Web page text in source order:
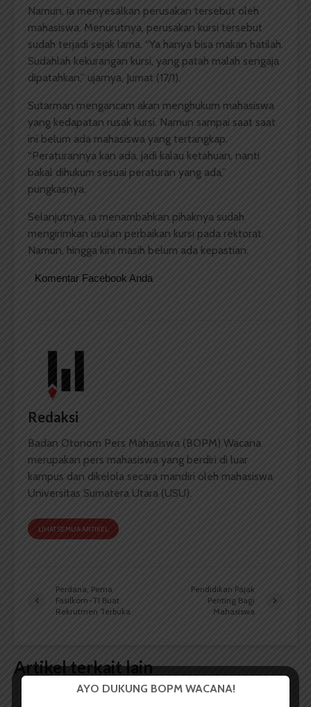
Namun, ia menyesalkan perusakan tersebut oleh
mahasiswa. Menurutnya, perusakan kursi tersebut
sudah terjadi sejak lama. “Ya hanya bisa makan hatilah.
Sudahlah kekurangan kursi, yang patah malah sengaja
dipatahkan,” ujarnya, Jumat (17/1).
Sutarman mengancam akan menghukum mahasiswa
yang kedapatan rusak kursi. Namun sampai saat saat
ini belum ada mahasiswa yang tertangkap.
“Peraturannya kan ada, jadi kalau ketahuan, nanti
bakal dihukum sesuai peraturan yang ada,”
pungkasnya.
Selanjutnya, ia menambahkan pihaknya sudah
mengirimkan usulan perbaikan kursi pada rektorat.
Namun, hingga kini masih belum ada kepastian.
Komentar Facebook Anda
Redaksi
Badan Otonom Pers Mahasiswa (BOPM) Wacana
merupakan pers mahasiswa yang berdiri di luar
kampus dan dikelola secara mandiri oleh mahasiswa
Universitas Sumatera Utara (USU).
LIHAT SEMUA ARTIKEL
Perdana, Pema
Fasilkom-TI Buat
Rekrutmen Terbuka
Pendidikan Pajak
Penting Bagi
Mahasiswa
Artikel terkait lain
AYO DUKUNG BOPM WACANA!